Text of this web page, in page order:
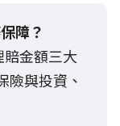
障？
金額三大
險與投資、